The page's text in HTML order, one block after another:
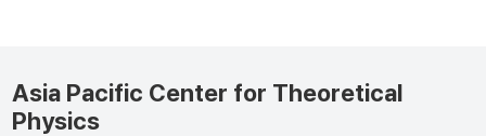
Asia Pacific Center for Theoretical
Physics